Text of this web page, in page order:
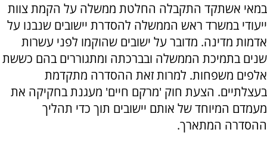
במאי אשתקד התקבלה החלטת ממשלה על הקמת צוות
ייעודי במשרד ראש הממשלה להסדרת יישובים שנבנו על
אדמות מדינה. מדובר על ישובים שהוקמו לפני עשרות
שנים בתמיכת הממשלה ובברכתה ומתגוררים בהם כששת
אלפים משפחות. למרות זאת ההסדרה מתקדמת
בעצלתיים. הצעת חוק 'מרקם חיים' מעגנת בחקיקה את
מעמדם המיוחד של אותם יישובים תוך כדי תהליך
ההסדרה המתארך.